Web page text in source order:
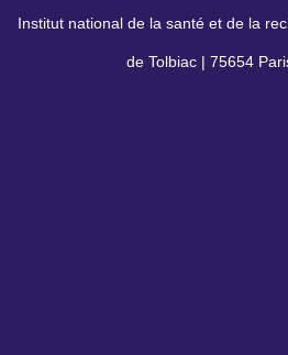
conforme)
Institut national de la santé et de la
de Tolbiac | 75654